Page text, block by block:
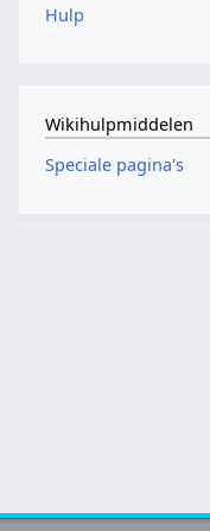
Hulp
Wikihulpmiddelen
Speciale pagina's